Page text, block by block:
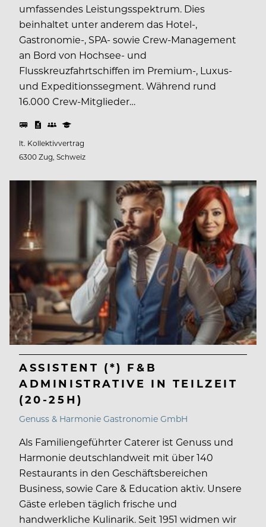
umfassendes Leistungsspektrum. Dies
beinhaltet unter anderem das Hotel-,
Gastronomie-, SPA- sowie Crew-Management
an Bord von Hochsee- und
Flusskreuzfahrtschiffen im Premium-, Luxus-
und Expeditionssegment. Während rund
16.000 Crew-Mitglieder…
lt. Kollektivvertrag
6300 Zug, Schweiz
ASSISTENT (*) F&B
ADMINISTRATIVE IN TEILZEIT
(20-25H)
Genuss & Harmonie Gastronomie GmbH
Als Familiengeführter Caterer ist Genuss und
Harmonie deutschlandweit mit über 140
Restaurants in den Geschäftsbereichen
Business, sowie Care & Education aktiv. Unsere
Gäste erleben täglich frische und
handwerkliche Kulinarik. Seit 1951 widmen wir